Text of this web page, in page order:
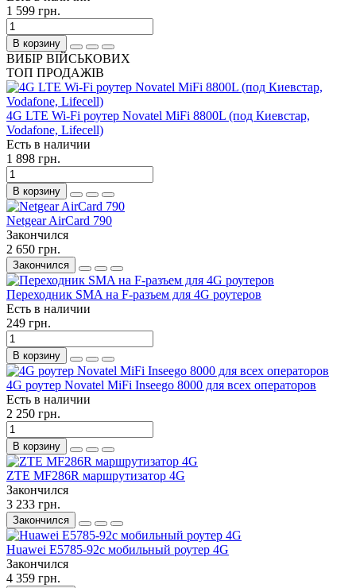
1 599 грн.
В корзину
ВИБІР ВІЙСЬКОВИХ
ТОП ПРОДАЖІВ
4G LTE Wi-Fi роутер Novatel MiFi 8800L (под Киевстар,
Vodafone, Lifecell)
Есть в наличии
1 898 грн.
В корзину
Netgear AirCard 790
Закончился
2 650 грн.
Закончился
Переходник SMA на F-разъем для 4G роутеров
Есть в наличии
249 грн.
В корзину
4G роутер Novatel MiFi Inseego 8000 для всех операторов
Есть в наличии
2 250 грн.
В корзину
ZTE MF286R маршрутизатор 4G
Закончился
3 233 грн.
Закончился
Huawei E5785-92c мобильный роутер 4G
Закончился
4 359 грн.